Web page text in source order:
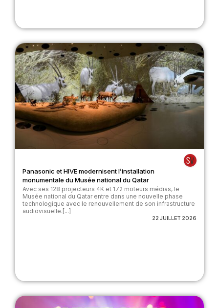
Panasonic et HIVE modernisent l’installation
monumentale du Musée national du Qatar
Avec ses 128 projecteurs 4K et 172 moteurs médias, le
Musée national du Qatar entre dans une nouvelle phase
technologique avec le renouvellement de son infrastructure
audiovisuelle.[...]
22 JUILLET 2026